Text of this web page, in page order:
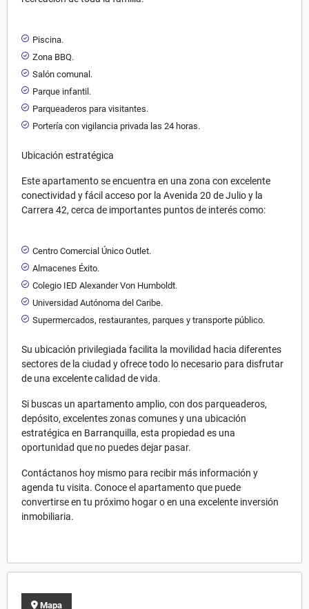
Piscina.
Zona BBQ.
Salón comunal.
Parque infantil.
Parqueaderos para visitantes.
Portería con vigilancia privada las 24 horas.
Ubicación estratégica
Este apartamento se encuentra en una zona con excelente
conectividad y fácil acceso por la Avenida 20 de Julio y la
Carrera 42, cerca de importantes puntos de interés como:
Centro Comercial Único Outlet.
Almacenes Éxito.
Colegio IED Alexander Von Humboldt.
Universidad Autónoma del Caribe.
Supermercados, restaurantes, parques y transporte público.
Su ubicación privilegiada facilita la movilidad hacia diferentes
sectores de la ciudad y ofrece todo lo necesario para disfrutar
de una excelente calidad de vida.
Si buscas un apartamento amplio, con dos parqueaderos,
depósito, excelentes zonas comunes y una ubicación
estratégica en Barranquilla, esta propiedad es una
oportunidad que no puedes dejar pasar.
Contáctanos hoy mismo para recibir más información y
agenda tu visita. Conoce el apartamento que puede
convertirse en tu próximo hogar o en una excelente inversión
inmobiliaria.
Mapa